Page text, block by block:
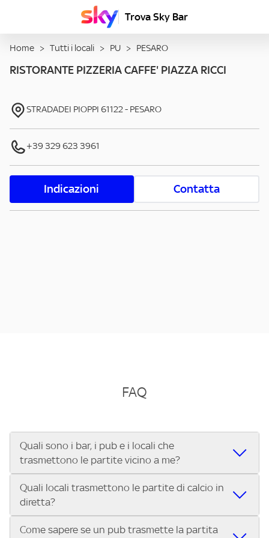
Trova Sky Bar
Home > Tutti i locali > PU > PESARO
RISTORANTE PIZZERIA CAFFE' PIAZZA RICCI
STRADADEI PIOPPI 61122- PESARO
+39 329 623 3961
Indicazioni Contatta
FAQ
Quali sono i bar, i pub e i locali che
trasmettono le partite vicino a me?
Se cerchi un bar, pub, ristorante o locale vicino a te per
vedere le partite di Serie A ENILIVE, la Serie C Sky Wifi, la
UEFA Champions League, la UEFA Europa League, la UEFA
Conference League, il Tennis, la Formula 1®, la MotoGP™ e
Quali locali trasmettono le partite di calcio in
diretta?
Vuoi sapere quali bar, pub o ristoranti mostrano le partite
Come sapere se un pub trasmette la partita